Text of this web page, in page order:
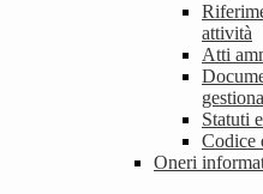
attività
Atti
Statuti
Codice
Oneri